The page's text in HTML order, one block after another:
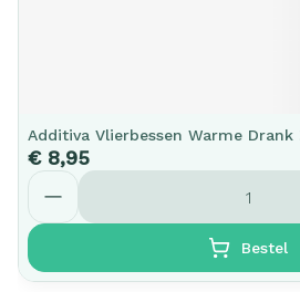
Additiva Vlierbessen Warme Drank
€ 8,95
Aantal
Bestel